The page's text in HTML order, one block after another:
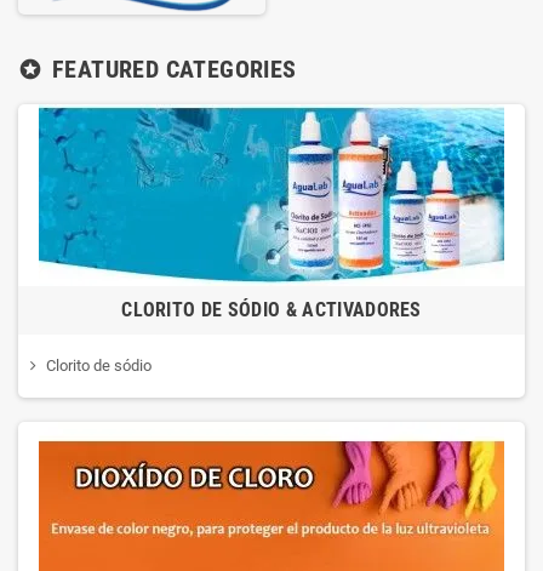
stars FEATURED CATEGORIES
CLORITO DE SÓDIO & ACTIVADORES
Clorito de sódio